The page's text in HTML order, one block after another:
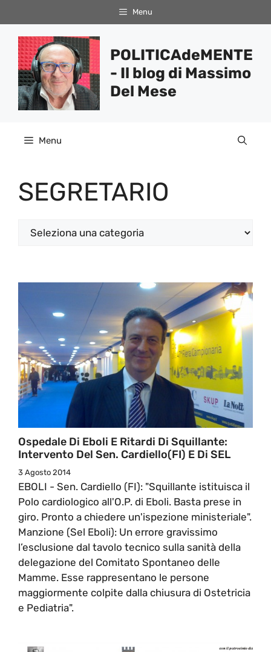
al
contenuto
Menu
POLITICAdeMENTE
- Il blog di Massimo
Del Mese
Menu
SEGRETARIO
Categorie
Ospedale Di Eboli E Ritardi Di Squillante:
Intervento Del Sen. Cardiello(FI) E Di SEL
3 Agosto 2014
EBOLI - Sen. Cardiello (FI): "Squillante istituisca il
Polo cardiologico all'O.P. di Eboli. Basta prese in
giro. Pronto a chiedere un'ispezione ministeriale".
Manzione (Sel Eboli): Un errore gravissimo
l’esclusione dal tavolo tecnico sulla sanità della
delegazione del Comitato Spontaneo delle
Mamme. Esse rappresentano le persone
maggiormente colpite dalla chiusura di Ostetricia
e Pediatria".